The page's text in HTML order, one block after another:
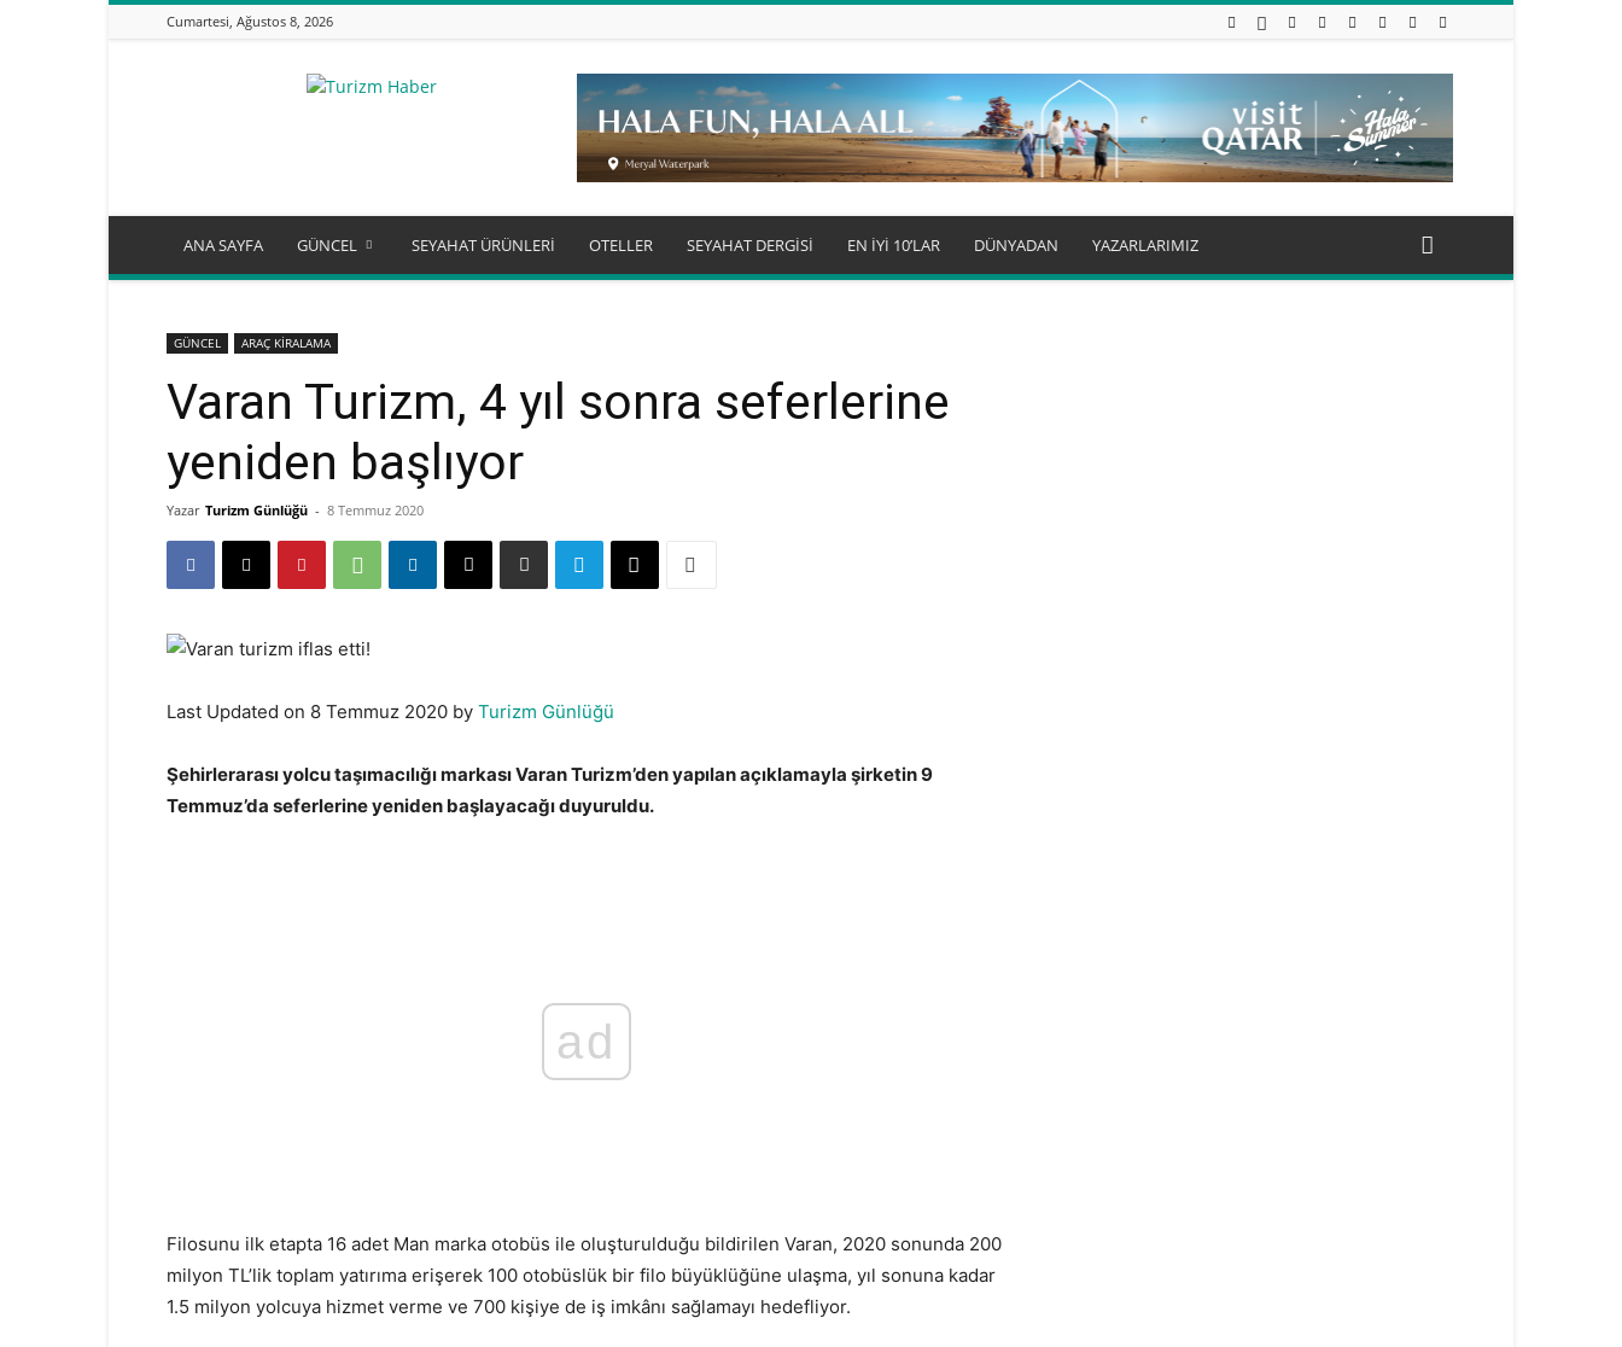
Cumartesi, Ağustos 8, 2026
Turizm
ANA SAYFA GÜNCEL SEYAHAT ÜRÜNLERİ OTELLER SEYAHAT DERGİSİ EN İYİ 10’LAR DÜNYADAN YAZARLARIMIZ
GÜNCEL ARAÇ KİRALAMA
Varan Turizm, 4 yıl sonra seferlerine
yeniden başlıyor
Yazar Turizm Günlüğü - 8 Temmuz 2020
Last Updated on 8 Temmuz 2020 by Turizm Günlüğü
Şehirlerarası yolcu taşımacılığı markası Varan Turizm’den yapılan açıklamayla şirketin 9
Temmuz’da seferlerine yeniden başlayacağı duyuruldu.
ad
Filosunu ilk etapta 16 adet Man marka otobüs ile oluşturulduğu bildirilen Varan, 2020 sonunda 200
milyon TL’lik toplam yatırıma erişerek 100 otobüslük bir filo büyüklüğüne ulaşma, yıl sonuna kadar
1.5 milyon yolcuya hizmet verme ve 700 kişiye de iş imkânı sağlamayı hedefliyor.